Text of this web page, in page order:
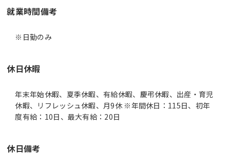
就業時間備考
※日勤のみ
休日休暇
年末年始休暇、夏季休暇、有給休暇、慶弔休暇、出産・育児
休暇、リフレッシュ休暇、月9休 ※年間休日：115日、初年
度有給：10日、最大有給：20日
休日備考